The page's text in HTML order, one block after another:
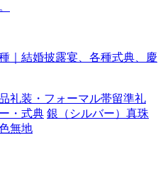
｜結婚披露宴、各種式典、慶
礼装・フォーマル帯留準礼
・式典 銀（シルバー） 真珠
無地